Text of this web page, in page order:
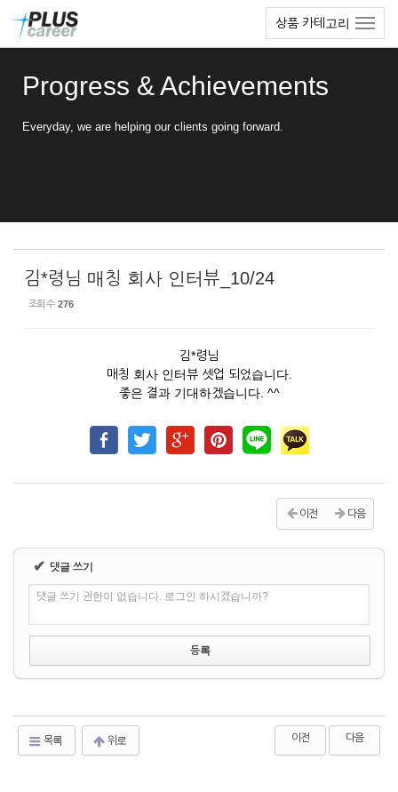
상품 카테고리
Progress & Achievements
Everyday, we are helping our clients going forward.
김*령님 매칭 회사 인터뷰_10/24
조회 수 276
김*령님
매칭 회사 인터뷰 셋업 되었습니다.
좋은 결과 기대하겠습니다. ^^
이전 다음
✔ 댓글 쓰기
댓글 쓰기 권한이 없습니다. 로그인 하시겠습니까?
목록 위로 이전 다음